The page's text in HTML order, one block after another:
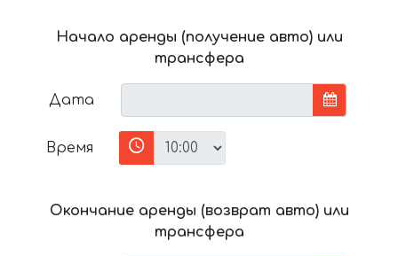
Начало аренды (получение авто) или
трансфера
Дата
Время
Окончание аренды (возврат авто) или
трансфера